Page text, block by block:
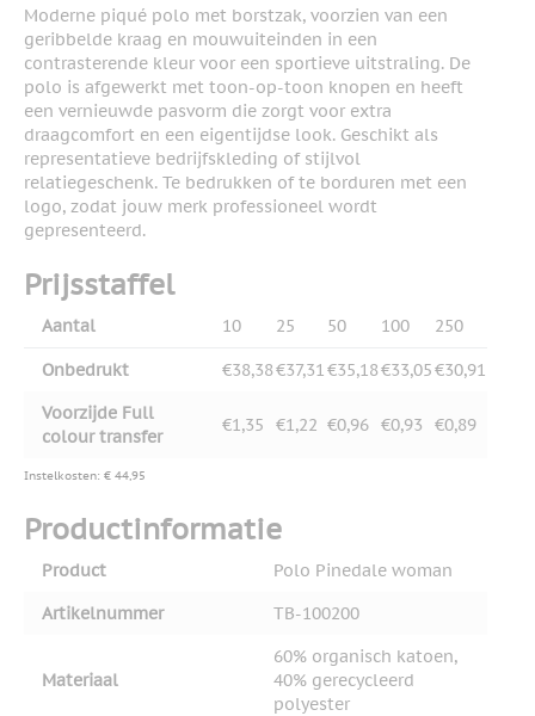
Moderne piqué polo met borstzak, voorzien van een
geribbelde kraag en mouwuiteinden in een
contrasterende kleur voor een sportieve uitstraling. De
polo is afgewerkt met toon-op-toon knopen en heeft
een vernieuwde pasvorm die zorgt voor extra
draagcomfort en een eigentijdse look. Geschikt als
representatieve bedrijfskleding of stijlvol
relatiegeschenk. Te bedrukken of te borduren met een
logo, zodat jouw merk professioneel wordt
gepresenteerd.
Prijsstaffel
Aantal 10 25 50 100 250
Onbedrukt €38,38€37,31€35,18€33,05€30,91
Voorzijde Full
colour transfer
€1,35 €1,22 €0,96 €0,93 €0,89
Instelkosten: € 44,95
Productinformatie
Product
Polo Pinedale woman
Artikelnummer
TB-100200
Materiaal
60% organisch katoen,
40% gerecycleerd
polyester